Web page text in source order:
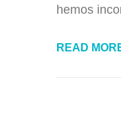
hemos
READ